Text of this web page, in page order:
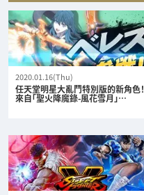
2020.01.16(Thu)
任天堂明星大亂鬥特別版的新角色！
來自「聖火降魔錄-風花雪月」…